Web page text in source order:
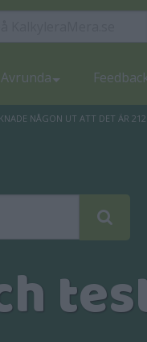
Avrunda
NÅGON UT ATT DET ÄR